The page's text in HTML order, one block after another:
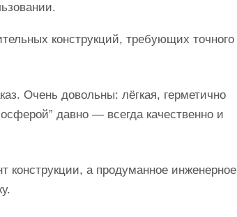
конструкций, требующих точного
Очень довольны: лёгкая, герметично
давно — всегда качественно и
конструкции, а продуманное инженерное